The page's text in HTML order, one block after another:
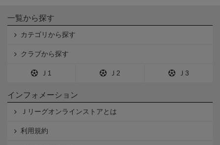
一覧から探す
カテゴリから探す
クラブから探す
Ｊ1 Ｊ2 Ｊ3
インフォメーション
Ｊリーグオンラインストアとは
利用規約